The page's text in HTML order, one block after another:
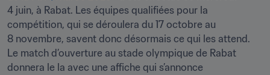
4 juin, à Rabat. Les équipes qualifiées pour la
compétition, qui se déroulera du 17 octobre au
8 novembre, savent donc désormais ce qui les attend.
Le match d’ouverture au stade olympique de Rabat
donnera le la avec une affiche qui s’annonce